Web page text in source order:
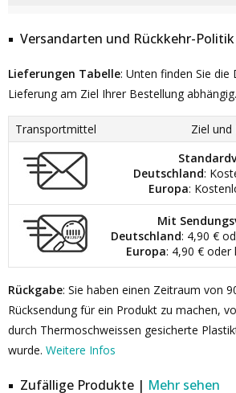
Versandarten und Rückkehr-Politik
Lieferungen Tabelle: Unten finden Sie die
Lieferung am Ziel Ihrer Bestellung abhängig.
Transportmittel
Ziel und
Deutschland:
Europa:
Mit
Deutschland: 4,90 €
Europa: 4,90 € oder
Rückgabe: Sie haben einen Zeitraum von
Rücksendung für ein Produkt zu machen,
durch Thermoschweissen gesicherte
wurde. Weitere Infos
Zufällige Produkte | Mehr sehen